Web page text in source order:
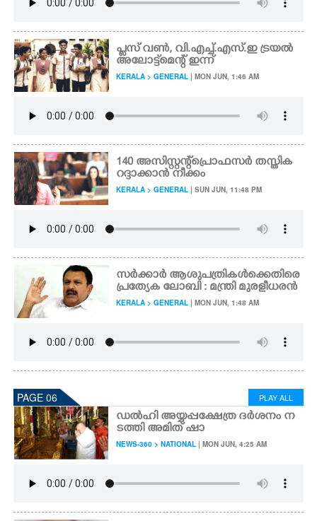
പ്ളസ് വൺ, വി.എച്ച്.എസ്.ഇ ട്രയൽ
അലോട്ട്‌മെന്റ് ഇന്ന്
KERALA > GENERAL | MON JUN, 1:46 AM
140 അസിസ്റ്റന്റ് പ്രൊഫസർ തസ്തിക
റദ്ദാക്കാൻ നീക്കം
KERALA > GENERAL | SUN JUN, 11:48 PM
സർക്കാർ ആശുപത്രികൾക്കെതിരെ
പ്രത്യേക ലോബി : മന്ത്രി മുരളീധരൻ
KERALA > GENERAL | MON JUN, 1:48 AM
PAGE 06 PLAY ALL
ഡൽഹി അയ്യപ്പക്ഷേത്ര ദർശനം ന
ടത്തി അമിത് ഷാ
NEWS-360 > NATIONAL | MON JUN, 4:25 AM